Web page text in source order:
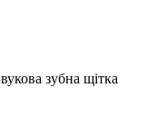
зубна щітка